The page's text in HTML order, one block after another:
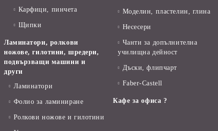
Карфици, пинчета
Щипки
Ламинатори, ролкови
ножове, гилотини, шредери,
подвързващи машини и
други
Ламинатори
Фолио за ламиниране
Ролкови ножове и гилотини
Моделин, пластелин, глина
Несесери
Чанти за допълнителна
училищна дейност
Дъски, флипчарт
Faber-Castell
Кафе за офиса ?